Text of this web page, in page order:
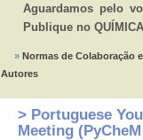
Aguardamos pelo
Publique no
» Normas de Colaboração
Autores
> Portuguese
Meeting (PyCheM